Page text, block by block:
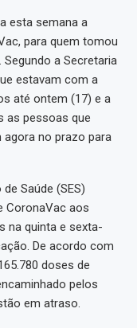
esta semana a
para quem tomou
a Secretaria
estavam com a
até ontem (17) e a
as pessoas que
no prazo para
Saúde (SES)
CoronaVac aos
na quinta e sexta-
De acordo com
doses de
pelos
em atraso.